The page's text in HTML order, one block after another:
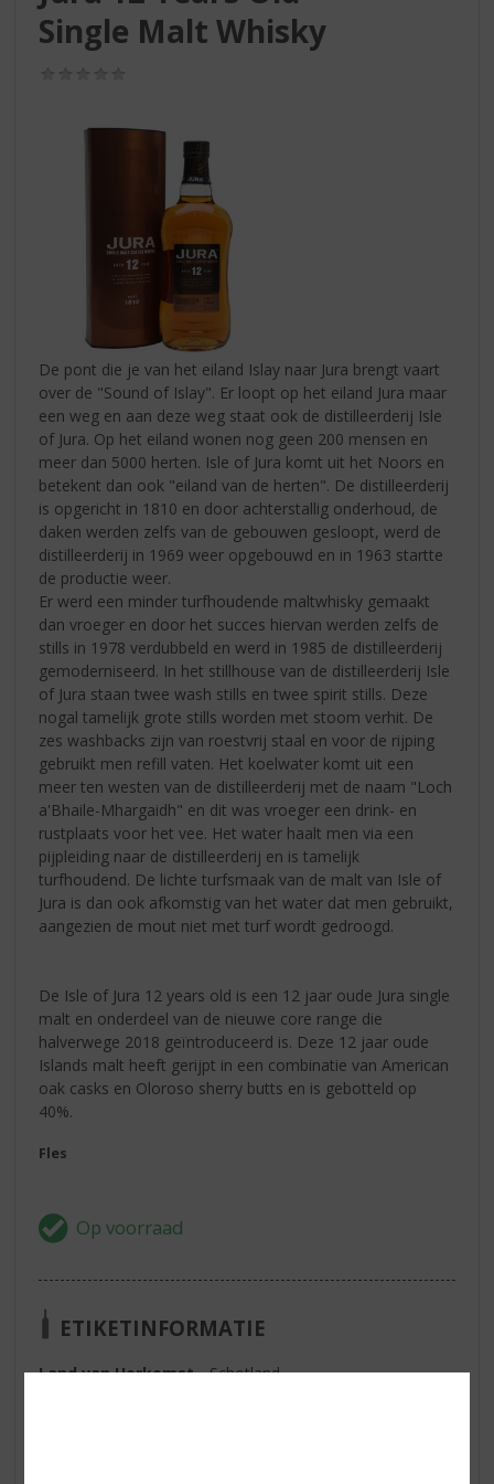
Single Malt Whisky
De pont die je van het eiland Islay naar Jura brengt vaart
over de "Sound of Islay". Er loopt op het eiland Jura maar
een weg en aan deze weg staat ook de distilleerderij Isle
of Jura. Op het eiland wonen nog geen 200 mensen en
meer dan 5000 herten. Isle of Jura komt uit het Noors en
betekent dan ook "eiland van de herten". De distilleerderij
is opgericht in 1810 en door achterstallig onderhoud, de
daken werden zelfs van de gebouwen gesloopt, werd de
distilleerderij in 1969 weer opgebouwd en in 1963 startte
de productie weer.
Er werd een minder turfhoudende maltwhisky gemaakt
dan vroeger en door het succes hiervan werden zelfs de
stills in 1978 verdubbeld en werd in 1985 de distilleerderij
gemoderniseerd. In het stillhouse van de distilleerderij Isle
of Jura staan twee wash stills en twee spirit stills. Deze
nogal tamelijk grote stills worden met stoom verhit. De
zes washbacks zijn van roestvrij staal en voor de rijping
gebruikt men refill vaten. Het koelwater komt uit een
meer ten westen van de distilleerderij met de naam "Loch
a'Bhaile-Mhargaidh" en dit was vroeger een drink- en
rustplaats voor het vee. Het water haalt men via een
pijpleiding naar de distilleerderij en is tamelijk
turfhoudend. De lichte turfsmaak van de malt van Isle of
Jura is dan ook afkomstig van het water dat men gebruikt,
aangezien de mout niet met turf wordt gedroogd.
De Isle of Jura 12 years old is een 12 jaar oude Jura single
malt en onderdeel van de nieuwe core range die
halverwege 2018 geïntroduceerd is. Deze 12 jaar oude
Islands malt heeft gerijpt in een combinatie van American
oak casks en Oloroso sherry butts en is gebotteld op
40%.
Fles
ETIKETINFORMATIE
Land van Herkomst
Schotland